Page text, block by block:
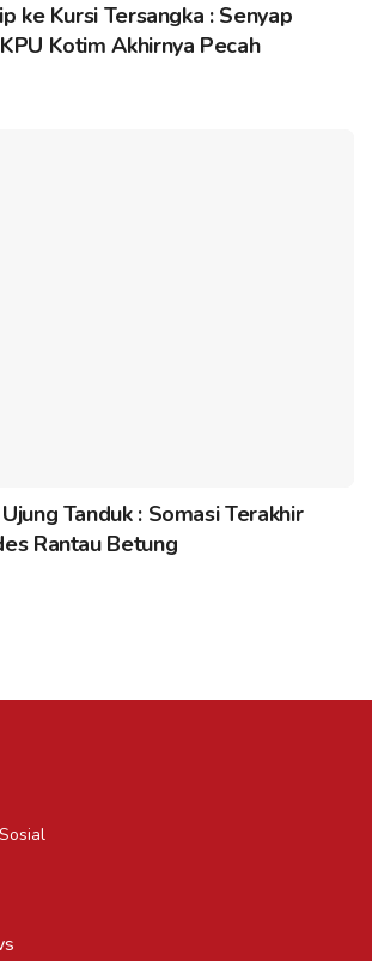
ke Kursi Tersangka : Senyap
Kotim Akhirnya Pecah
Tanduk : Somasi Terakhir
Rantau Betung